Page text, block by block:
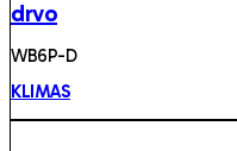
drvo
WB6P-D
KLIMAS